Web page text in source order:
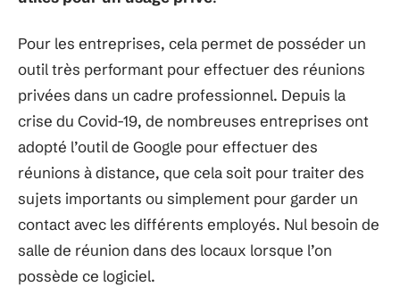
Pour les entreprises, cela permet de posséder un
outil très performant pour effectuer des réunions
privées dans un cadre professionnel. Depuis la
crise du Covid-19, de nombreuses entreprises ont
adopté l’outil de Google pour effectuer des
réunions à distance, que cela soit pour traiter des
sujets importants ou simplement pour garder un
contact avec les différents employés. Nul besoin de
salle de réunion dans des locaux lorsque l’on
possède ce logiciel.